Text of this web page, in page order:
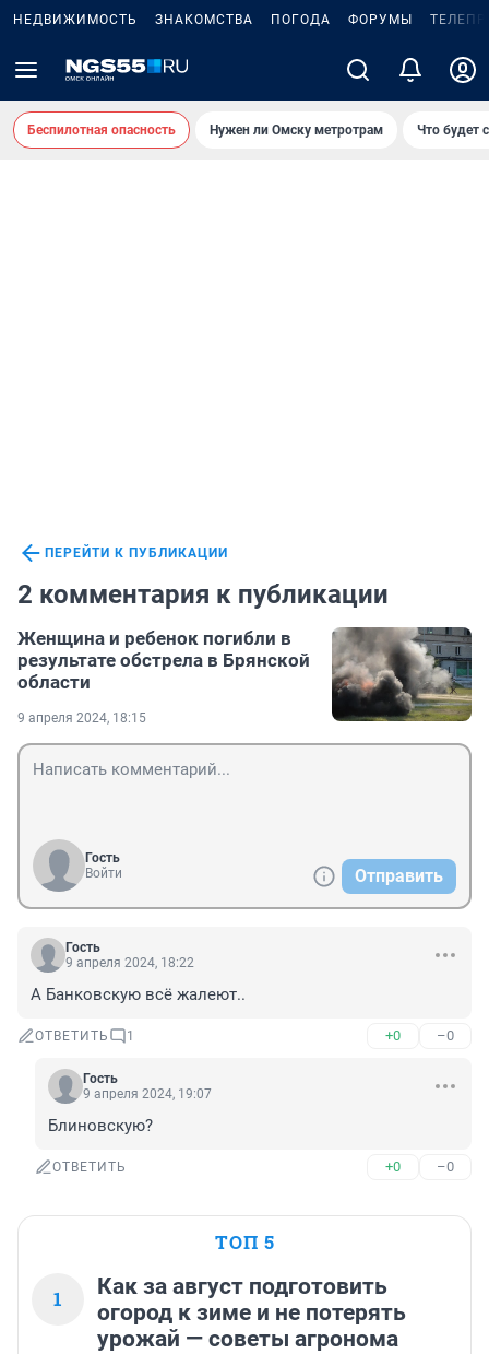
НЕДВИЖИМОСТЬ ЗНАКОМСТВА ПОГОДА ФОРУМЫ
Беспилотная опасность Нужен ли Омску метротрам Что будет
ПЕРЕЙТИ К ПУБЛИКАЦИИ
2 комментария к публикации
Женщина и ребенок погибли в
результате обстрела в Брянской
области
9 апреля 2024, 18:15
Гость
Войти
Отправить
Гость
9 апреля 2024, 18:22
А Банковскую всё жалеют..
ОТВЕТИТЬ 1 +0 –0
Гость
9 апреля 2024, 19:07
Блиновскую?
ОТВЕТИТЬ +0 –0
ТОП 5
1
Как за август подготовить
огород к зиме и не потерять
урожай — советы агронома